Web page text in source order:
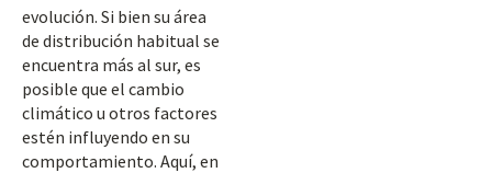
evolución. Si bien su área
de distribución habitual se
encuentra más al sur, es
posible que el cambio
climático u otros factores
estén influyendo en su
comportamiento. Aquí, en